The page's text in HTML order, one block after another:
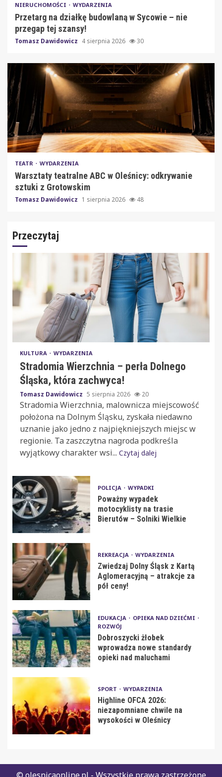
NIERUCHOMOŚCI WYDARZENIA
Przetarg na działkę budowlaną w Sycowie – nie
przegap tej szansy!
Tomasz Dawidowicz 4 sierpnia 2026 30
TEATR WYDARZENIA
Warsztaty teatralne ABC w Oleśnicy: odkrywanie
sztuki z Grotowskim
Tomasz Dawidowicz 1 sierpnia 2026 48
Przeczytaj
KULTURA WYDARZENIA
Stradomia Wierzchnia – perła Dolnego
Śląska, która zachwyca!
Tomasz Dawidowicz 5 sierpnia 2026 20
Stradomia Wierzchnia, malownicza miejscowość
położona na Dolnym Śląsku, zyskała niedawno
uznanie jako jedno z najpiękniejszych miejsc w
regionie. Ta zaszczytna nagroda podkreśla
wyjątkowy charakter wsi... Czytaj dalej
POLICJA WYPADKI
Poważny wypadek
motocyklisty na trasie
Bierutów – Solniki Wielkie
REKREACJA WYDARZENIA
Zwiedzaj Dolny Śląsk z Kartą
Aglomeracyjną – atrakcje za
pół ceny!
EDUKACJA
OPIEKA NAD DZIEĆMI
ROZWÓJ
Dobroszycki żłobek
wprowadza nowe standardy
opieki nad maluchami
SPORT WYDARZENIA
Highline OFCA 2026:
niezapomniane chwile na
wysokości w Oleśnicy